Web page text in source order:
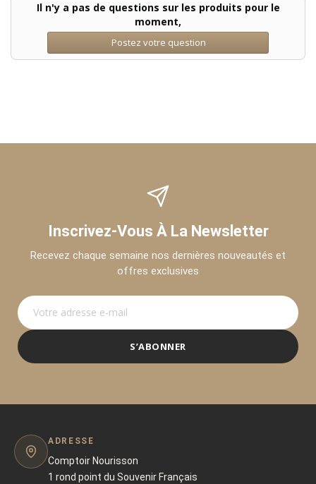
Il n'y a pas de questions sur les produits pour le
moment,
Postez votre question
Inscrivez-Vous À La Newsletter
Recevez chaque semaine nos dernières nouveautés et
offres exclusives
S’ABONNER
ADRESSE
Comptoir Nourisson
1 rond point du Souvenir Français